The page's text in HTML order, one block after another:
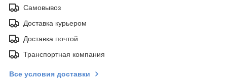
Самовывоз
Доставка курьером
Доставка почтой
Транспортная компания
Все условия доставки